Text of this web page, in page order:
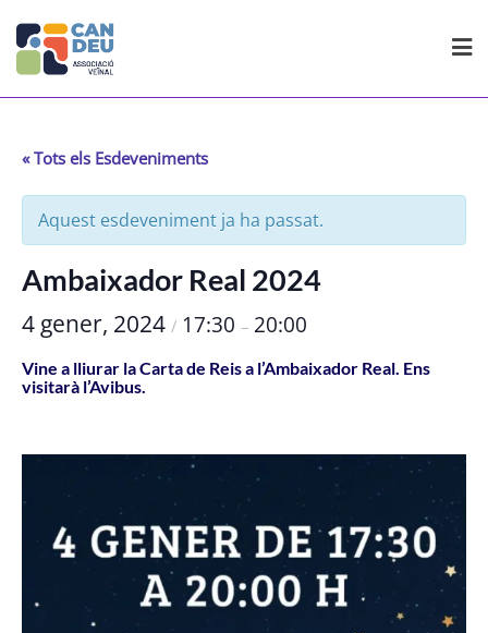
content
« Tots els Esdeveniments
Aquest esdeveniment ja ha passat.
Ambaixador Real 2024
4 gener, 2024 / 17:30 – 20:00
Vine a lliurar la Carta de Reis a l’Ambaixador Real. Ens
visitarà l’Avibus.